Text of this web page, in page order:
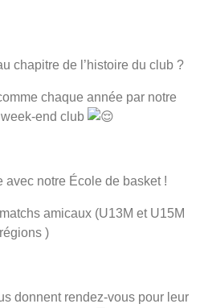
chapitre de l’histoire du club ?
chaque année par notre
end club
avec notre École de basket !
amicaux (U13M et U15M
régions )
donnent rendez-vous pour leur